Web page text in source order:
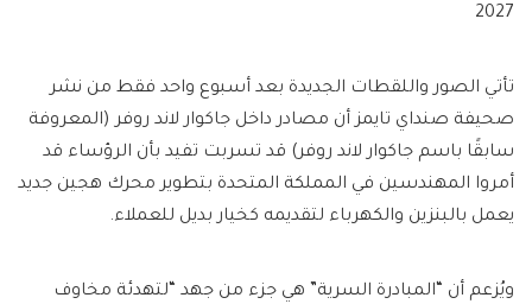
2027
تأتي الصور واللقطات الجديدة بعد أسبوع واحد فقط من نشر
صحيفة صنداي تايمز أن مصادر داخل جاكوار لاند روفر (المعروفة
سابقًا باسم جاكوار لاند روفر) قد تسربت تفيد بأن الرؤساء قد
أمروا المهندسين في المملكة المتحدة بتطوير محرك هجين جديد
يعمل بالبنزين والكهرباء لتقديمه كخيار بديل للعملاء.
ويُزعم أن “المبادرة السرية” هي جزء من جهد “لتهدئة مخاوف